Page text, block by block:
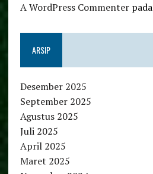
A WordPress Commenterpada
ARSIP
Desember 2025
September 2025
Agustus 2025
Juli 2025
April 2025
Maret 2025